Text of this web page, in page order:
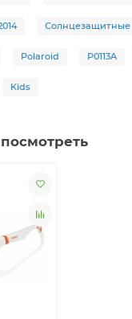
Солнцезащитные
Polaroid P0113A
Kids